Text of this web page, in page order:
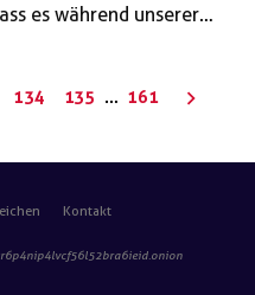
es während unserer
zu kommen und
nächste Woche
134 135 … 161
Kontakt
.onion